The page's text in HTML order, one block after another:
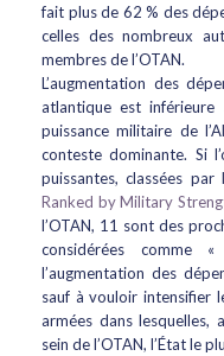
fait plus de 62 % des
celles des nombreux
membres de l’OTAN.
L’augmentation des
atlantique est
puissance militaire de
conteste dominante. Si
puissantes, classées
Ranked by Military
l’OTAN, 11 sont des
considérées comme
l’augmentation des
sauf à vouloir intensifier
armées dans lesquelles,
sein de l’OTAN, l’État le